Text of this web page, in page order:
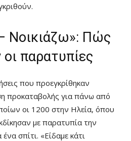
Νοικιάζω»: Πώς
παρατυπίες
που προεγκρίθηκαν
προκαταβολής για πάνω από
οι 1200 στην Ηλεία, όπου
με παρατυπία την
σπίτι. «Είδαμε κάτι